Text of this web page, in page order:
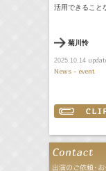
活用できること
菊川怜
2025.10.14
News - event